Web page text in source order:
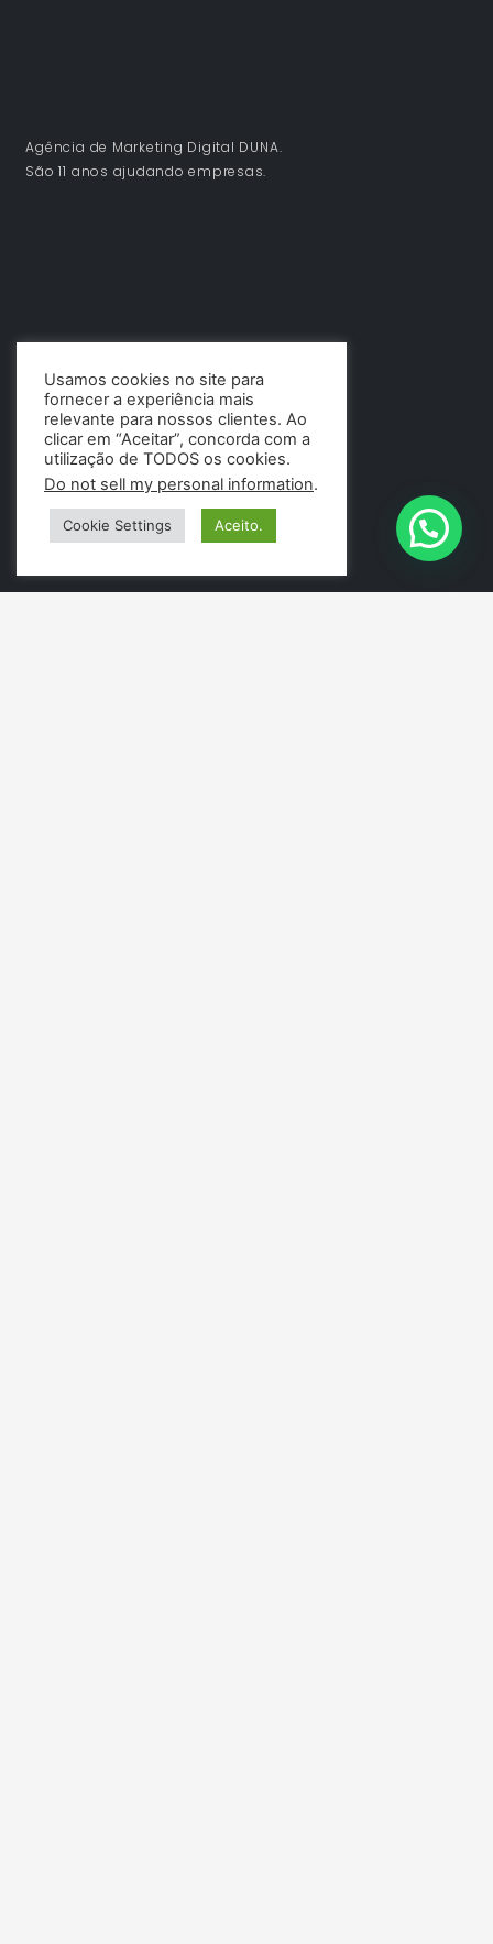
Agência de Marketing Digital DUNA.
São 11 anos ajudando empresas.
Usamos cookies no site para
fornecer a experiência mais
relevante para nossos clientes. Ao
clicar em “Aceitar”, concorda com a
utilização de TODOS os cookies.
Do not sell my personal information.
Cookie Settings Aceito.